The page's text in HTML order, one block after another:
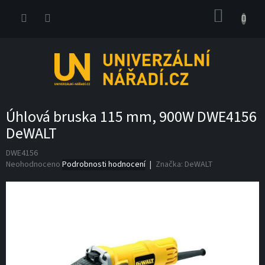
Úhlová bruska 115 mm, 900W DWE4156
DeWALT
DWE4156
Průměrné
Neohodnoceno Podrobnosti hodnocení Značka: DeWALT